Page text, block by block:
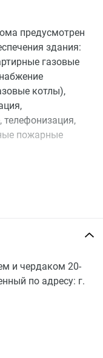
предусмотрен
здания:
газовые
котлы),
телефонизация,
пожарные
проектной
проектной
проектной
и чердаком 20-
по адресу: г.